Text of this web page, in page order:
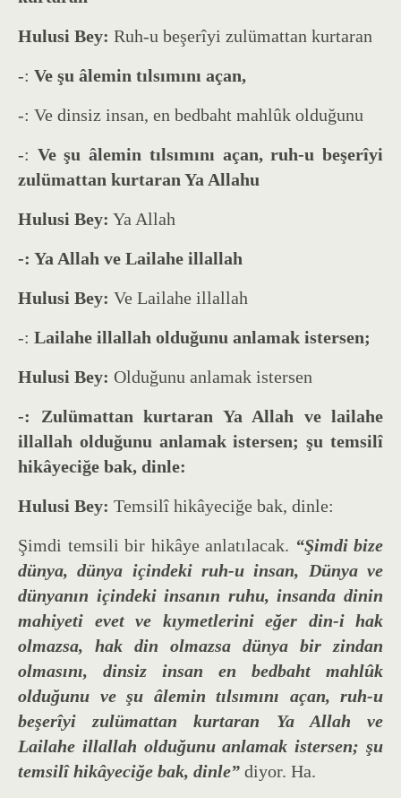
Hulusi Bey: Ruh-u beşerîyi zulümattan kurtaran
-: Ve şu âlemin tılsımını açan,
-: Ve dinsiz insan, en bedbaht mahlûk olduğunu
-: Ve şu âlemin tılsımını açan, ruh-u beşerîyi
zulümattan kurtaran Ya Allahu
Hulusi Bey: Ya Allah
-: Ya Allah ve Lailahe illallah
Hulusi Bey: Ve Lailahe illallah
-: Lailahe illallah olduğunu anlamak istersen;
Hulusi Bey: Olduğunu anlamak istersen
-: Zulümattan kurtaran Ya Allah ve lailahe
illallah olduğunu anlamak istersen; şu temsilî
hikâyeciğe bak, dinle:
Hulusi Bey: Temsilî hikâyeciğe bak, dinle:
Şimdi temsili bir hikâye anlatılacak. “Şimdi bize
dünya, dünya içindeki ruh-u insan, Dünya ve
dünyanın içindeki insanın ruhu, insanda dinin
mahiyeti evet ve kıymetlerini eğer din-i hak
olmazsa, hak din olmazsa dünya bir zindan
olmasını, dinsiz insan en bedbaht mahlûk
olduğunu ve şu âlemin tılsımını açan, ruh-u
beşerîyi zulümattan kurtaran Ya Allah ve
Lailahe illallah olduğunu anlamak istersen; şu
temsilî hikâyeciğe bak, dinle” diyor. Ha.